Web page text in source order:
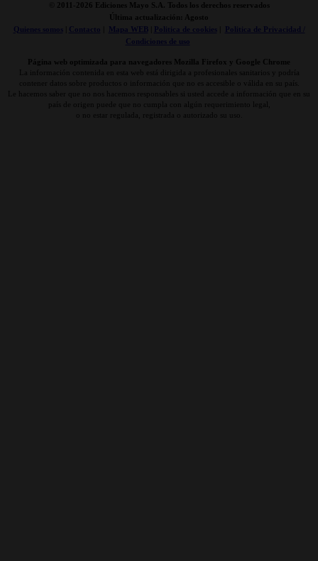
© 2011- 2026 Ediciones Mayo S.A. Todos los derechos reservados
Última actualización: Agosto
Quienes somos| Contacto Mapa WEB| Politica de cookies|
Politica de Privacidad /
Condiciones de uso
Página web optimizada para navegadores Mozilla Firefox y Google Chrome
La información contenida en esta web está dirigida a profesionales sanitarios y podría
contener datos sobre productos o información que no es accesible o válida en su país.
Le hacemos saber que no nos hacemos responsables si usted accede a información que en su
país de origen puede que no cumpla con algún requerimiento legal,
o no estar regulada, registrada o autorizado su uso.